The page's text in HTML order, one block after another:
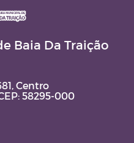
Baia Da Traição
Centro
58295-000